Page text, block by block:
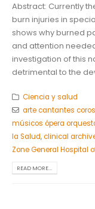
Abstract: Currently
burn injuries in
shows why burned
and attention
investigation of this
detrimental to the
Ciencia y salud
arte cantantes
músicos ópera
la Salud,clinical
Zone General Hospital
READ MORE...